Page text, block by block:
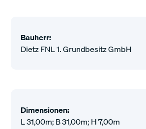
Bauherr:
Dietz FNL 1. Grundbesitz GmbH
Dimensionen:
L 31,00m; B 31,00m; H 7,00m